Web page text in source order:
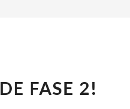
FASE 2!